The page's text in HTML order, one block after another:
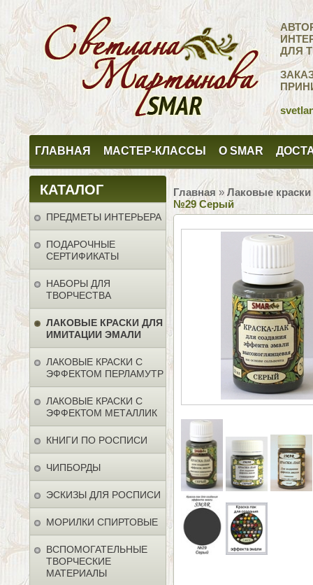
ДЛЯ
ГЛАВНАЯ МАСТЕР-КЛАССЫ О SMAR
КАТАЛОГ
ПРЕДМЕТЫ ИНТЕРЬЕРА
ПОДАРОЧНЫЕ
СЕРТИФИКАТЫ
НАБОРЫ ДЛЯ
ТВОРЧЕСТВА
ЛАКОВЫЕ КРАСКИ ДЛЯ
ИМИТАЦИИ ЭМАЛИ
ЛАКОВЫЕ КРАСКИ С
ЭФФЕКТОМ ПЕРЛАМУТР
ЛАКОВЫЕ КРАСКИ С
ЭФФЕКТОМ МЕТАЛЛИК
КНИГИ ПО РОСПИСИ
ЧИПБОРДЫ
ЭСКИЗЫ ДЛЯ РОСПИСИ
МОРИЛКИ СПИРТОВЫЕ
ВСПОМОГАТЕЛЬНЫЕ
ТВОРЧЕСКИЕ
МАТЕРИАЛЫ
Главная » Лаковые
№29 Серый